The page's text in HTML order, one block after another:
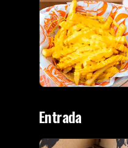
Entrada